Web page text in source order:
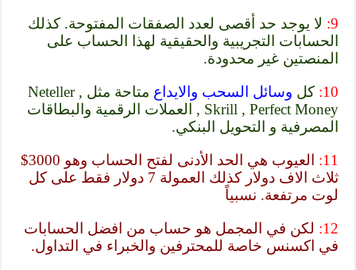
9: لا يوجد حد أقصى لعدد الصفقات المفتوحة. كذلك
الحسابات التجريبية والحقيقية لهذا الحساب على
المنصتين غير محدودة.
10: كل وسائل السحب والايداع
متاحة مثل Neteller ,
Skrill , Perfect Money , العملات الرقمية والبطاقات
المصرفية و التحويل البنكي.
11:
العيوب هي الحد الأدنى لفتح الحساب وهو 3000$
ثلاث الاف دولار كذلك العمولة 7 دولار فقط على كل
لوت مرتفعة. نسبياً
12:
لكن في المجمل هو حساب من افضل الحسابات
في اكسنس خاصة للمحترفين والخبراء في التداول.